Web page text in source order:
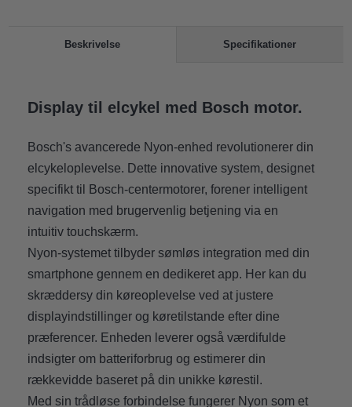
Beskrivelse Specifikationer
Display til elcykel med Bosch motor.
Bosch's avancerede Nyon-enhed revolutionerer din
elcykeloplevelse. Dette innovative system, designet
specifikt til Bosch-centermotorer, forener intelligent
navigation med brugervenlig betjening via en
intuitiv touchskærm.
Nyon-systemet tilbyder sømløs integration med din
smartphone gennem en dedikeret app. Her kan du
skræddersy din køreoplevelse ved at justere
displayindstillinger og køretilstande efter dine
præferencer. Enheden leverer også værdifulde
indsigter om batteriforbrug og estimerer din
rækkevidde baseret på din unikke kørestil.
Med sin trådløse forbindelse fungerer Nyon som et